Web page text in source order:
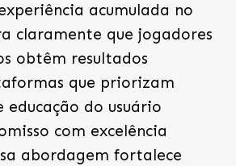
acumulada no
claramente que jogadores
obtêm resultados
que priorizam
educação do usuário
com excelência
abordagem fortalece